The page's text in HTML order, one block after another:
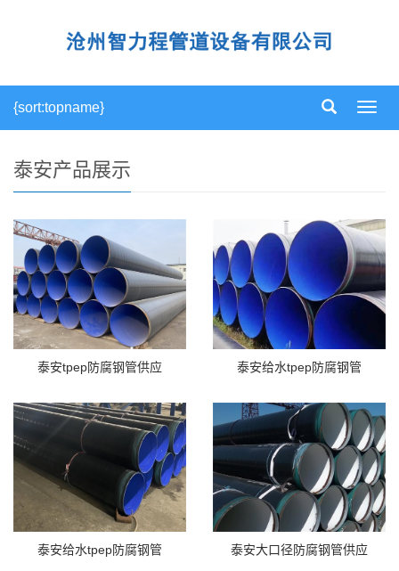
导
{sort:topname}
泰安产品展示
泰安tpep防腐钢管供应 泰安给水tpep防腐钢管
泰安给水tpep防腐钢管 泰安大口径防腐钢管供应